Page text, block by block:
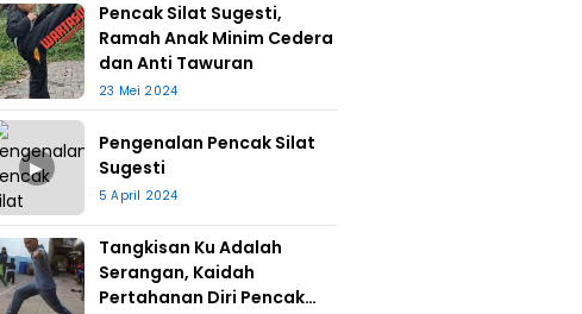
Pencak Silat Sugesti,
Ramah Anak Minim Cedera
dan Anti Tawuran
23 Mei 2024
▶
Pengenalan Pencak Silat
Sugesti
5 April 2024
Tangkisan Ku Adalah
Serangan, Kaidah
Pertahanan Diri Pencak